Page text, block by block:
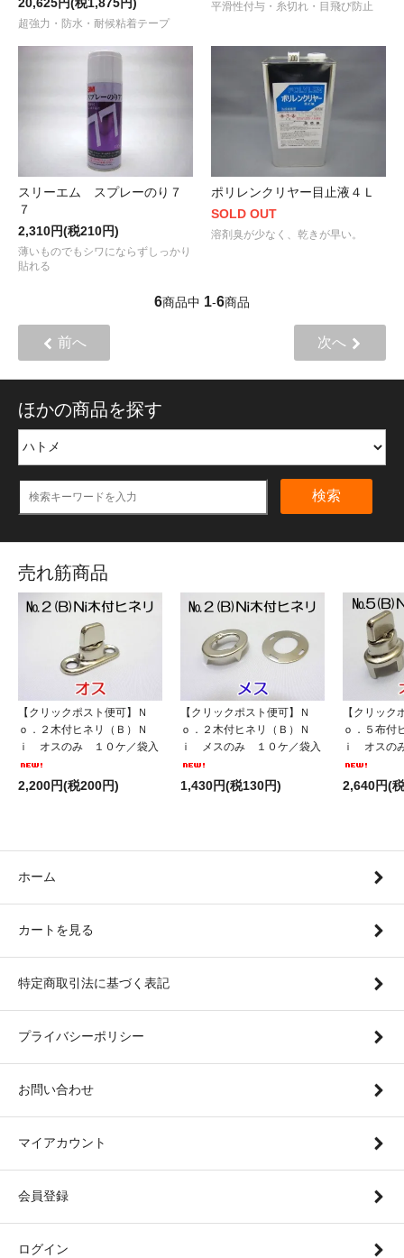
20,625円(税1,875円)
超強力・防水・耐候粘着テープ
平滑性付与・糸切れ・目飛び防止
スリーエム スプレーのり７
７
2,310円(税210円)
薄いものでもシワにならずしっかり
貼れる
ポリレンクリヤー目止液４Ｌ
SOLD OUT
溶剤臭が少なく、乾きが早い。
6商品中 1-6商品
前へ 次へ
ほかの商品を探す
検索
売れ筋商品
【クリックポスト便可】Ｎ
ｏ．２木付ヒネリ（Ｂ）Ｎ
ｉ オスのみ １０ケ／袋入
2,200円(税200円)
【クリックポスト便可】Ｎ
ｏ．２木付ヒネリ（Ｂ）Ｎ
ｉ メスのみ １０ケ／袋入
1,430円(税130円)
【クリック
ｏ．５布付
ｉ オスの
2,640円(
ホーム
カートを見る
特定商取引法に基づく表記
プライバシーポリシー
お問い合わせ
マイアカウント
会員登録
ログイン